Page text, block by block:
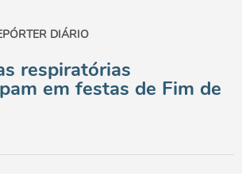
DIÁRIO
respiratórias
em festas de Fim de